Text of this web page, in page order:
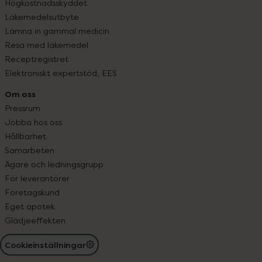
Högkostnadsskyddet
Läkemedelsutbyte
Lämna in gammal medicin
Resa med läkemedel
Receptregistret
Elektroniskt expertstöd, EES
Om oss
Pressrum
Jobba hos oss
Hållbarhet
Samarbeten
Ägare och ledningsgrupp
För leverantörer
Företagskund
Eget apotek
Glädjeeffekten
Cookieinställningar